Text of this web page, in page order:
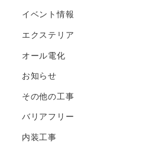
イベント情報
エクステリア
オール電化
お知らせ
その他の工事
バリアフリー
内装工事